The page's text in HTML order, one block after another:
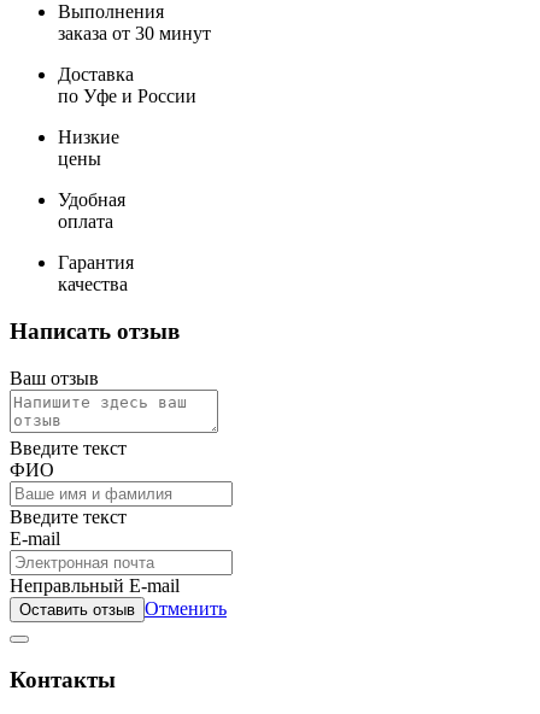
Выполнения
заказа от 30 минут
Доставка
по Уфе и России
Низкие
цены
Удобная
оплата
Гарантия
качества
Написать отзыв
Ваш отзыв
Введите текст
ФИО
Введите текст
E-mail
Неправльный E-mail
Оставить отзыв Отменить
Контакты